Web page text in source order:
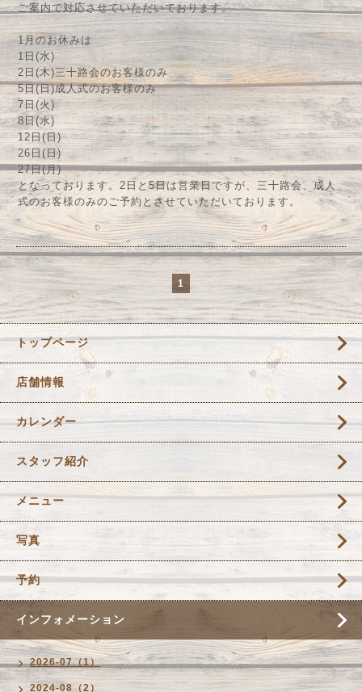
ご案内で対応させていただいております。
1月のお休みは
1日(水)
2日(木)三十路会のお客様のみ
5日(日)成人式のお客様のみ
7日(火)
8日(水)
12日(日)
26日(日)
27日(月)
となっております。2日と5日は営業日ですが、三十路会、成人
式のお客様のみのご予約とさせていただいております。
1
トップページ
店舗情報
カレンダー
スタッフ紹介
メニュー
写真
予約
インフォメーション
2026-07（1）
2024-08（2）